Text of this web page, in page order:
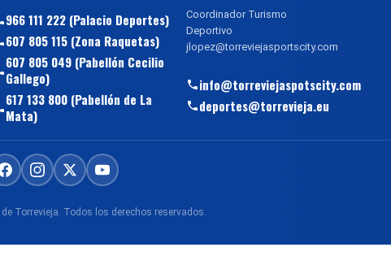
966 111 222 (Palacio Deportes)
607 805 115 (Zona Raquetas)
607 805 049 (Pabellón Cecilio
Gallego)
617 133 800 (Pabellón de La
Mata)
Coordinador Turismo
Deportivo
jlopez@torreviejasportscity.com
info@torreviejaspotscity.com
deportes@torrevieja.eu
Torrevieja. Todos los derechos reservados.